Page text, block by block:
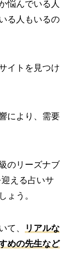
悩んでいる人
る人もいるの
イトを見つけ
により、需要
のリーズナブ
える占いサ
ょう。
て、
リアルな
めの先生など